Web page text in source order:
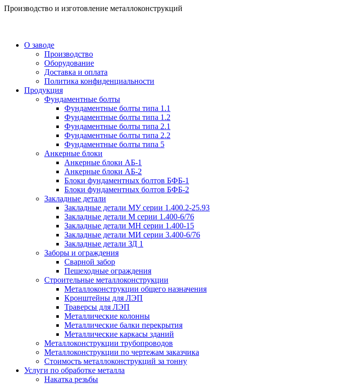
Производство и изготовление металлоконструкций
О заводе
Производство
Оборудование
Доставка и оплата
Политика конфиденциальности
Продукция
Фундаментные болты
Фундаментные болты типа 1.1
Фундаментные болты типа 1.2
Фундаментные болты типа 2.1
Фундаментные болты типа 2.2
Фундаментные болты типа 5
Анкерные блоки
Анкерные блоки АБ-1
Анкерные блоки АБ-2
Блоки фундаментных болтов БФБ-1
Блоки фундаментных болтов БФБ-2
Закладные детали
Закладные детали МУ серии 1.400.2-25.93
Закладные детали М серии 1.400-6/76
Закладные детали МН серии 1.400-15
Закладные детали МИ серии 3.400-6/76
Закладные детали ЗД 1
Заборы и ограждения
Сварной забор
Пешеходные ограждения
Строительные металлоконструкции
Металлоконструкции общего назначения
Кронштейны для ЛЭП
Траверсы для ЛЭП
Металлические колонны
Металлические балки перекрытия
Металлические каркасы зданий
Металлоконструкции трубопроводов
Металлоконструкции по чертежам заказчика
Cтоимость металлоконструкций за тонну
Услуги по обработке металла
Накатка резьбы